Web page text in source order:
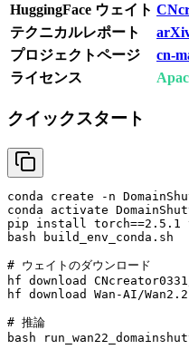
HuggingFace ウェイト
テクニカルレポート
プロジェクトページ
cn-
ライセンス
クイックスタート
conda create -n
conda
activate
pip
install torch==2.5.1
bash
build_env_conda.sh
# ウェイトのダウンロード
hf download
hf download Wan-AI/
# 推論
bash